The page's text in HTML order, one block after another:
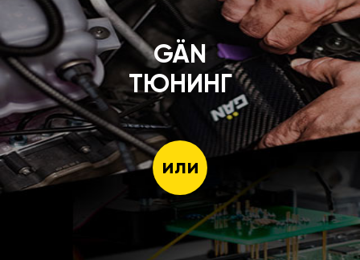
GÄN
ТЮНИНГ
или